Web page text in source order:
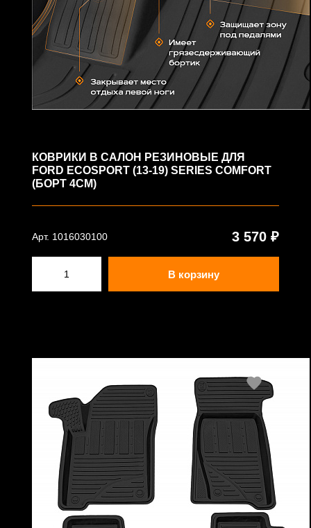
КОВРИКИ В САЛОН РЕЗИНОВЫЕ ДЛЯ
FORD ECOSPORT (13-19) SERIES COMFORT
(БОРТ 4СМ)
Арт. 1016030100 3 570 ₽
В корзину